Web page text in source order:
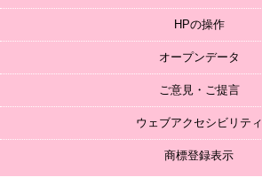
HPの操作
オープンデータ
ご意見・ご提言
ウェブアクセシビリティ
商標登録表示